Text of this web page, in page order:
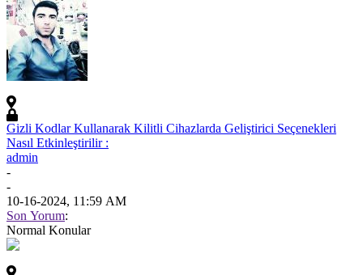
Gizli Kodlar Kullanarak Kilitli Cihazlarda Geliştirici Seçenekleri
Nasıl Etkinleştirilir :
admin
-
-
10-16-2024, 11:59 AM
Son Yorum:
Normal Konular